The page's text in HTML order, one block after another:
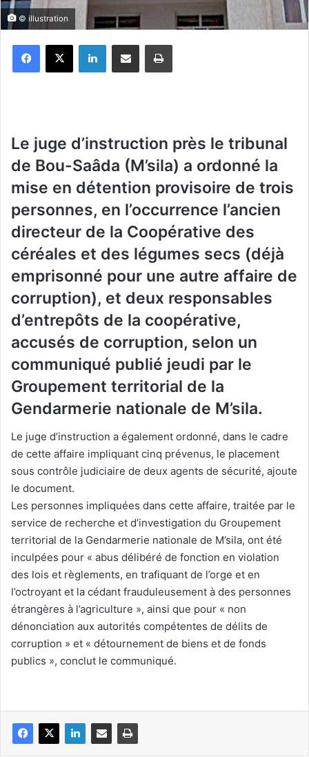
© illustration
Le juge d’instruction près le tribunal
de Bou-Saâda (M’sila) a ordonné la
mise en détention provisoire de trois
personnes, en l’occurrence l’ancien
directeur de la Coopérative des
céréales et des légumes secs (déjà
emprisonné pour une autre affaire de
corruption), et deux responsables
d’entrepôts de la coopérative,
accusés de corruption, selon un
communiqué publié jeudi par le
Groupement territorial de la
Gendarmerie nationale de M’sila.
Le juge d’instruction a également ordonné, dans le cadre
de cette affaire impliquant cinq prévenus, le placement
sous contrôle judiciaire de deux agents de sécurité, ajoute
le document.
Les personnes impliquées dans cette affaire, traitée par le
service de recherche et d’investigation du Groupement
territorial de la Gendarmerie nationale de M’sila, ont été
inculpées pour « abus délibéré de fonction en violation
des lois et règlements, en trafiquant de l’orge et en
l’octroyant et la cédant frauduleusement à des personnes
étrangères à l’agriculture », ainsi que pour « non
dénonciation aux autorités compétentes de délits de
corruption » et « détournement de biens et de fonds
publics », conclut le communiqué.